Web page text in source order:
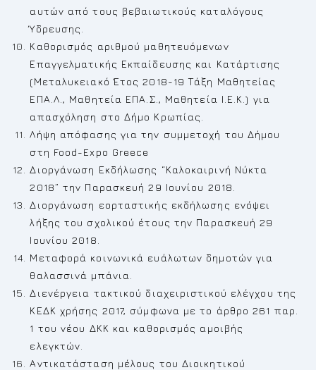
αυτών από τους βεβαιωτικούς καταλόγους
Ύδρευσης.
Καθορισμός αριθμού μαθητευόμενων
Επαγγελματικής Εκπαίδευσης και Κατάρτισης
(Μεταλυκειακό Έτος 2018-19 Τάξη Μαθητείας
ΕΠΑ.Λ., Μαθητεία ΕΠΑ.Σ., Μαθητεία Ι.Ε.Κ.) για
απασχόληση στο Δήμο Κρωπίας.
Λήψη απόφασης για την συμμετοχή του Δήμου
στη Food-Expo Greece
Διοργάνωση Εκδήλωσης “Καλοκαιρινή Νύκτα
2018” την Παρασκευή 29 Ιουνίου 2018.
Διοργάνωση εορταστικής εκδήλωσης ενόψει
λήξης του σχολικού έτους την Παρασκευή 29
Ιουνίου 2018.
Μεταφορά κοινωνικά ευάλωτων δημοτών για
θαλασσινά μπάνια.
Διενέργεια τακτικού διαχειριστικού ελέγχου της
ΚΕΔΚ χρήσης 2017, σύμφωνα με το άρθρο 261 παρ.
1 του νέου ΔΚΚ και καθορισμός αμοιβής
ελεγκτών.
Αντικατάσταση μέλους του Διοικητικού